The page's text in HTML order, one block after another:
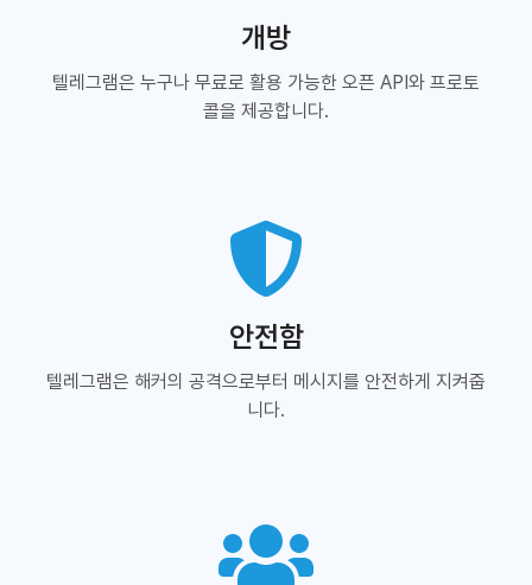
개방
텔레그램은 누구나 무료로 활용 가능한 오픈 API와 프로토
콜을 제공합니다.
안전함
텔레그램은 해커의 공격으로부터 메시지를 안전하게 지켜줍
니다.